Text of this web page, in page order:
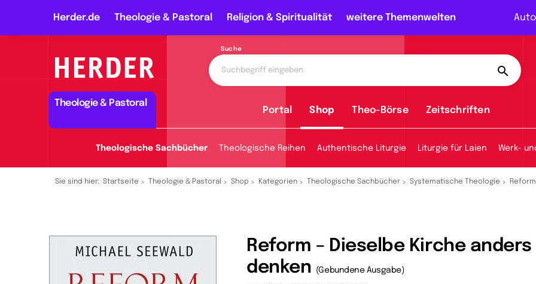
Herder.de Theologie & Pastoral Religion & Spiritualität weitere Themenwelten
Suche
Theologie & Pastoral
Portal Shop Theo-Börse Zeitschriften
Theologische Sachbücher Theologische Reihen Authentische Liturgie Liturgie für Laien Werk-
Sie sind hier: Startseite Theologie & Pastoral Shop Kategorien Theologische Sachbücher Systematische Theologie
Reform – Dieselbe Kirche anders
denken
(Gebundene Ausgabe)